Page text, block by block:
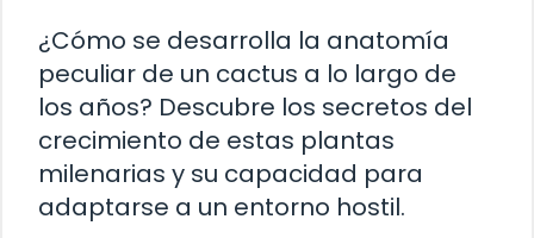
¿Cómo se desarrolla la anatomía
peculiar de un cactus a lo largo de
los años? Descubre los secretos del
crecimiento de estas plantas
milenarias y su capacidad para
adaptarse a un entorno hostil.